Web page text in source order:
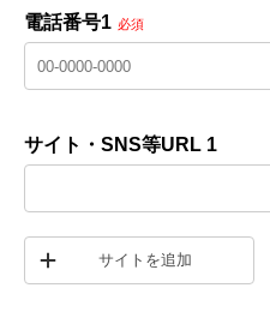
電話番号1 必須
サイト・SNS等URL 1
サイトを追加